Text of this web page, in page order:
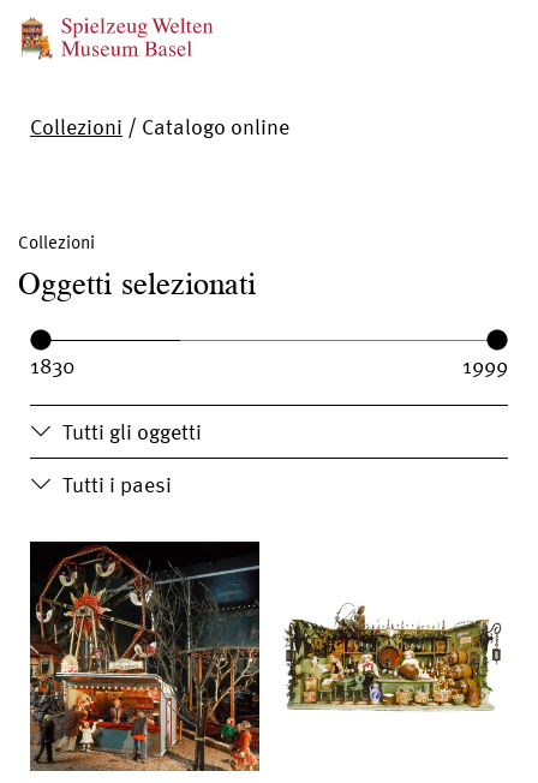
Collezioni / Catalogo online
Collezioni
Oggetti selezionati
Tutti gli oggetti
Tutti i paesi
Year range:
Year from:
Year until: